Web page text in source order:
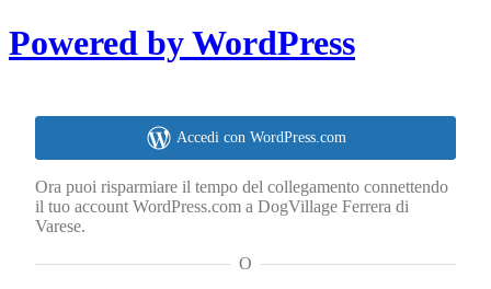
Powered by WordPress
Accedi con WordPress.com
Ora puoi risparmiare il tempo del collegamento connettendo
il tuo account WordPress.com a DogVillage Ferrera di
Varese.
O